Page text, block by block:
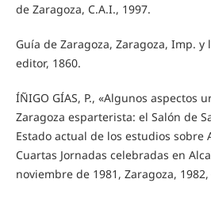
de Zaragoza, C.A.I., 1997.
Guía de Zaragoza, Zaragoza, Imp.
editor, 1860.
ÍÑIGO GÍAS, P., «Algunos aspectos
Zaragoza esparterista: el Salón de
Estado actual de los estudios sobre
Cuartas Jornadas celebradas en
noviembre de 1981, Zaragoza,